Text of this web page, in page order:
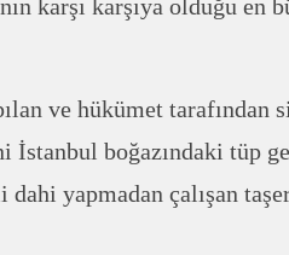
karşı karşıya olduğu
ve hükümet tarafından
İstanbul boğazındaki tüp
yapmadan çalışan